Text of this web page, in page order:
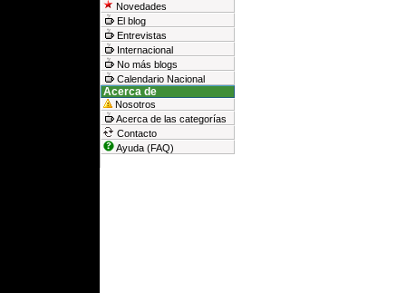
Novedades
El blog
Entrevistas
Internacional
No más blogs
Calendario Nacional
Acerca de
Nosotros
Acerca de las categorías
Contacto
Ayuda (FAQ)